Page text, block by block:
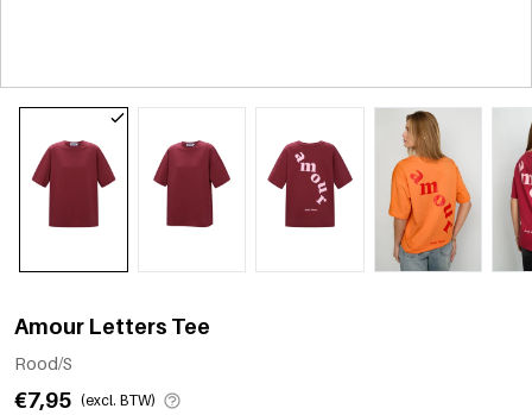
Amour Letters Tee
Rood/S
€7,95 (excl. BTW)